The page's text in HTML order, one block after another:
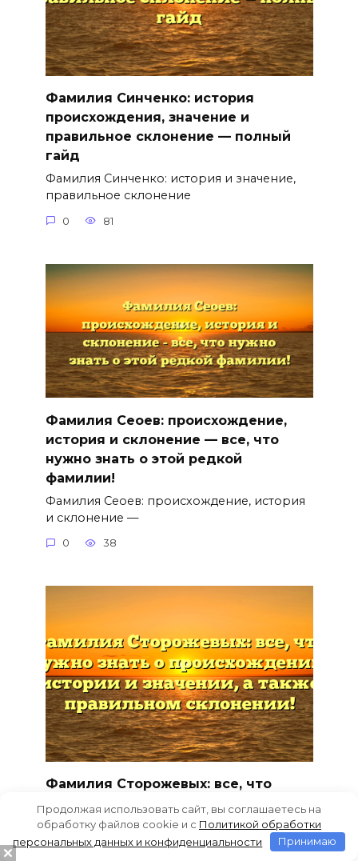
Фамилия Синченко: история
происхождения, значение и
правильное склонение — полный
гайд
Фамилия Синченко: история и значение,
правильное склонение
0 81
Фамилия Сеоев: происхождение,
история и склонение — все, что
нужно знать о этой редкой
фамилии!
Фамилия Сеоев: происхождение, история
и склонение —
0 38
Фамилия Сторожевых: все, что
нужно знать о происхождении,
истории и значении, а также
правильном склонении!
Продолжая использовать сайт, вы соглашаетесь на
обработку файлов cookie и c Политикой обработки
персональных данных и конфиденциальности
Принимаю